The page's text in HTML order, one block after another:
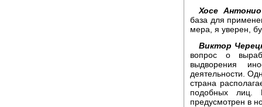
Хосе
база для
мера, я уверен,
Виктор
вопрос о
выдворения
деятельности.
страна
подобных лиц.
предусмотрен в